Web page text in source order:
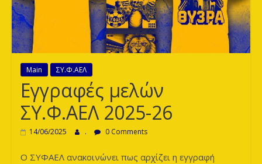
των
Λεόντων
Main ΣΥ.Φ.ΑΕΛ
Εγγραφές μελών
ΣΥ.Φ.ΑΕΛ 2025-26
14/06/2025 . 0 Comments
Ο ΣΥΦΑΕΛ ανακοινώνει πως αρχίζει η εγγραφή